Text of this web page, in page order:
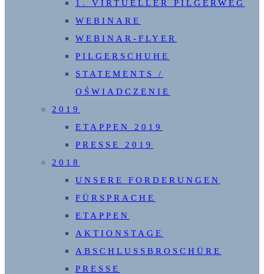
1. VIRTUELLER PILGERWEG
WEBINARE
WEBINAR-FLYER
PILGERSCHUHE
STATEMENTS /
OŚWIADCZENIE
2019
ETAPPEN 2019
PRESSE 2019
2018
UNSERE FORDERUNGEN
FÜRSPRACHE
ETAPPEN
AKTIONSTAGE
ABSCHLUSSBROSCHÜRE
PRESSE